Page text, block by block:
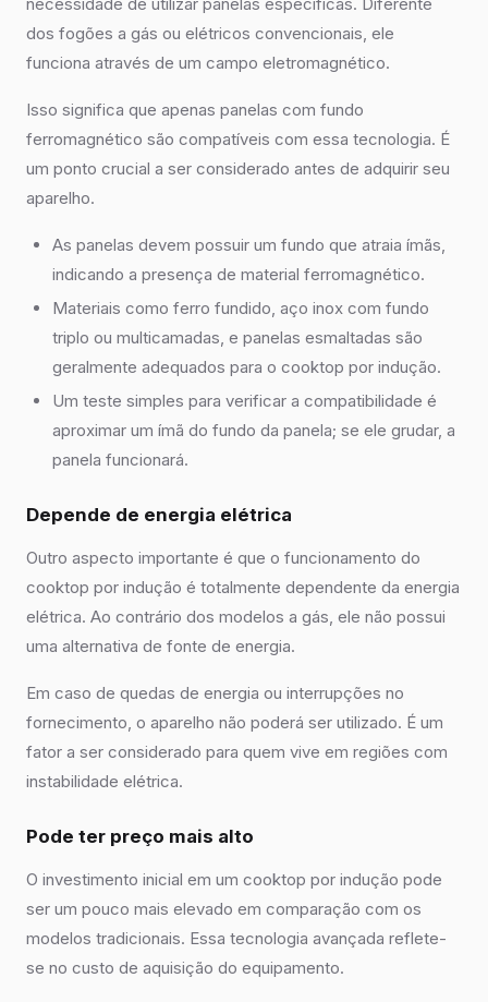
dos fogões a gás ou elétricos convencionais, ele
funciona através de um campo eletromagnético.
Isso significa que apenas panelas com fundo
ferromagnético são compatíveis com essa tecnologia. É
um ponto crucial a ser considerado antes de adquirir seu
aparelho.
As panelas devem possuir um fundo que atraia ímãs,
indicando a presença de material ferromagnético.
Materiais como ferro fundido, aço inox com fundo
triplo ou multicamadas, e panelas esmaltadas são
geralmente adequados para o cooktop por indução.
Um teste simples para verificar a compatibilidade é
aproximar um ímã do fundo da panela; se ele grudar, a
panela funcionará.
Depende de energia elétrica
Outro aspecto importante é que o funcionamento do
cooktop por indução é totalmente dependente da energia
elétrica. Ao contrário dos modelos a gás, ele não possui
uma alternativa de fonte de energia.
Em caso de quedas de energia ou interrupções no
fornecimento, o aparelho não poderá ser utilizado. É um
fator a ser considerado para quem vive em regiões com
instabilidade elétrica.
Pode ter preço mais alto
O investimento inicial em um cooktop por indução pode
ser um pouco mais elevado em comparação com os
modelos tradicionais. Essa tecnologia avançada reflete-
se no custo de aquisição do equipamento.